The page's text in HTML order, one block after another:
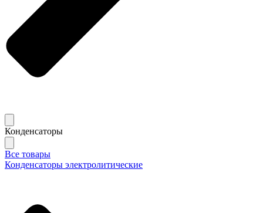
Конденсаторы
Все товары
Конденсаторы электролитические